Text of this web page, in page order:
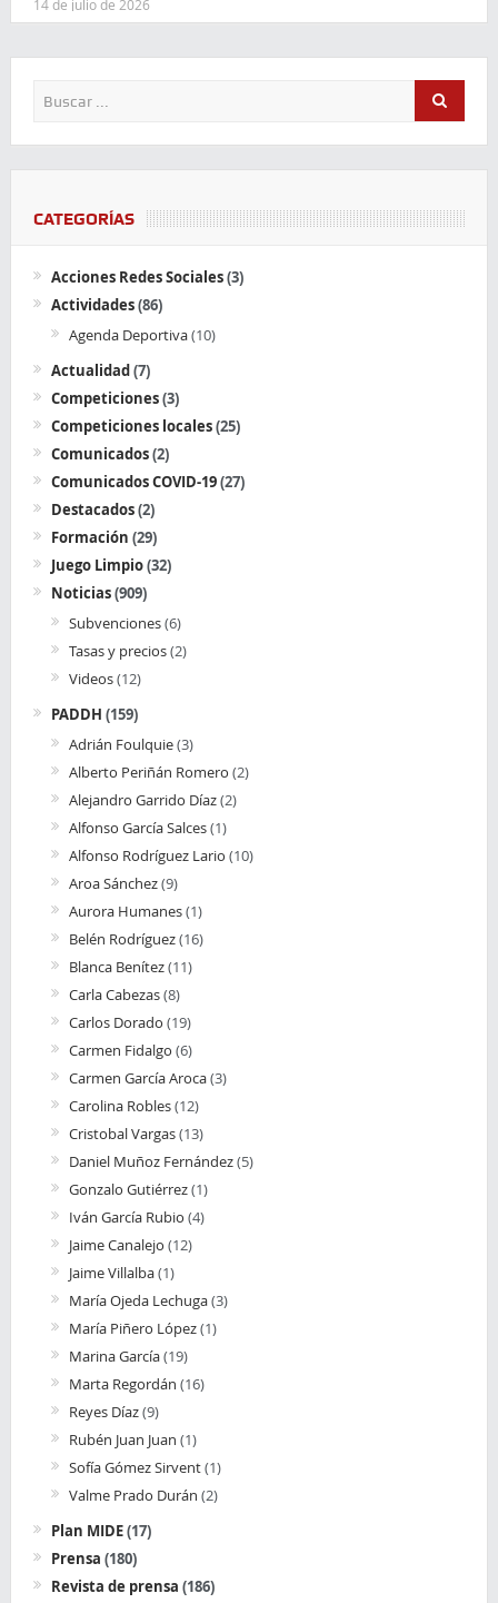
14 de julio de 2026
CATEGORÍAS
Acciones Redes Sociales(3)
Actividades(86)
Agenda Deportiva(10)
Actualidad (7)
Competiciones(3)
Competiciones locales(25)
Comunicados(2)
Comunicados COVID-19(27)
Destacados(2)
Formación (29)
Juego Limpio(32)
Noticias(909)
Subvenciones(6)
Tasas y precios(2)
Videos(12)
PADDH (159)
Adrián Foulquie(3)
Alberto Periñán Romero (2)
Alejandro Garrido Díaz(2)
Alfonso García Salces(1)
Alfonso Rodríguez Lario (10)
Aroa Sánchez(9)
Aurora Humanes(1)
Belén Rodríguez(16)
Blanca Benítez(11)
Carla Cabezas(8)
Carlos Dorado (19)
Carmen Fidalgo (6)
Carmen García Aroca(3)
Carolina Robles(12)
Cristobal Vargas(13)
Daniel Muñoz Fernández(5)
Gonzalo Gutiérrez(1)
Iván García Rubio (4)
Jaime Canalejo (12)
Jaime Villalba(1)
María Ojeda Lechuga(3)
María Piñero López(1)
Marina García(19)
Marta Regordán (16)
Reyes Díaz(9)
Rubén Juan Juan (1)
Sofía Gómez Sirvent(1)
Valme Prado Durán (2)
Plan MIDE(17)
Prensa (180)
Revista de prensa (186)